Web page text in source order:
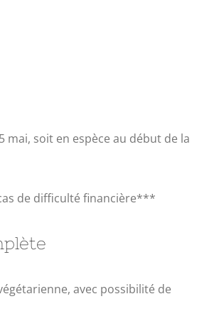
mai, soit en espèce au début de la
de difficulté financière***
avec possibilité de